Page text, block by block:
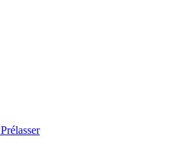
Prélasser